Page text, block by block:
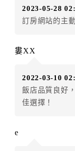
房者不得要求退
額3個月
．訂房者使用「
店客滿，敬請及
件放棄訂單（住
2023-05-28
訂房網站的主
婁XX
2022-03-10
飯店品質良好
佳選擇！
e